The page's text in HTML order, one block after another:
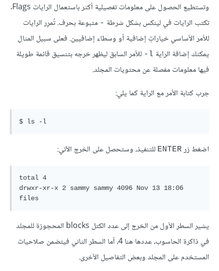
وتستطيع الحصول على معلومات تفصيلية أكثر باستعمال الرايات Flags.
تكتب الرايات في لينكس بشكل شرطة - متبوعة بحرف. تُمرِر الرايات
للأمر الأساسي خياراتٍ إضافية أو وسطاء إضافيين. فعلى سبيل المثال
يمكنك إضافة الراية l-
للأمر السابق ليظهر خرجه بتنسيق قائمة طويلة
فيها معلومات مفصلة عن محتويات المجلد.
جرب كتابة الأمر مع الراية كما يلي:
اضغط زر ENTER للتنفيذ، وستحصل على الخرج الآتي:
total 4
drwxr-xr-x 2 sammy sammy 4096 Nov 13 18:06
يشير السطر الأول من الخرج إلى عدد الكتل blocks المحجوزة للمجلد
في ذاكرة الحاسوب، عددها هنا 4، أما السطر الثاني فيتضمن صلاحيات
المستخدم على المجلد وبعض التفاصيل الأخرى.